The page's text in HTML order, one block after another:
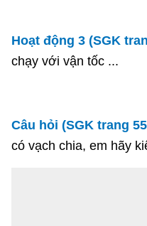
Hoạt động 3 (SGK
chạy với vận tốc ...
Câu hỏi (SGK trang
có vạch chia, em hãy